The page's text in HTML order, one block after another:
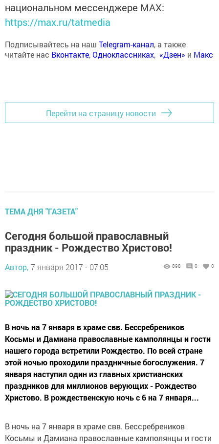
национальном мессенджере MАХ:
https://max.ru/tatmedia
Подписывайтесь на наш Telegram-канал, а также
читайте нас Вконтакте,Одноклассниках, «Дзен» и Макс
Перейти на страницу новости
ТЕМА ДНЯ "ГАЗЕТА"
Сегодня большой православный
праздник - Рождество Христово!
Автор, 7 января 2017 - 07:05 898 0 0
В ночь на 7 января в храме свв. Бессребреников
Косьмы и Дамиана православные камполянцы и гости
нашего города встретили Рождество. По всей стране
этой ночью проходили праздничные богослужения. 7
января наступил один из главных христианских
праздников для миллионов верующих - Рождество
Христово. В рождественскую ночь с 6 на 7 января...
В ночь на 7 января в храме свв. Бессребреников
Косьмы и Дамиана православные камполянцы и гости